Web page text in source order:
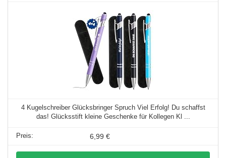
4 Kugelschreiber Glücksbringer Spruch Viel Erfolg! Du schaffst
das! Glücksstift kleine Geschenke für Kollegen Kl ...
6,99 €